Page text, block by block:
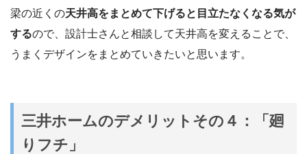
梁の近くの天井高をまとめて下げると目立たなくなる気が
するので、設計士さんと相談して天井高を変えることで、
うまくデザインをまとめていきたいと思います。
三井ホームのデメリットその４：「廻
りフチ」